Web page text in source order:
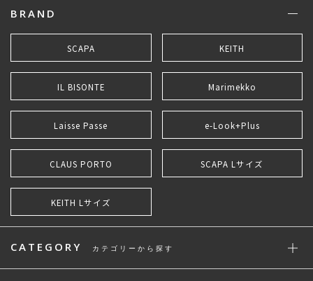
BRAND
SCAPA KEITH
IL BISONTE Marimekko
Laisse Passe e-Look+Plus
CLAUS PORTO SCAPA Lサイズ
KEITH Lサイズ
CATEGORY カテゴリーから探す